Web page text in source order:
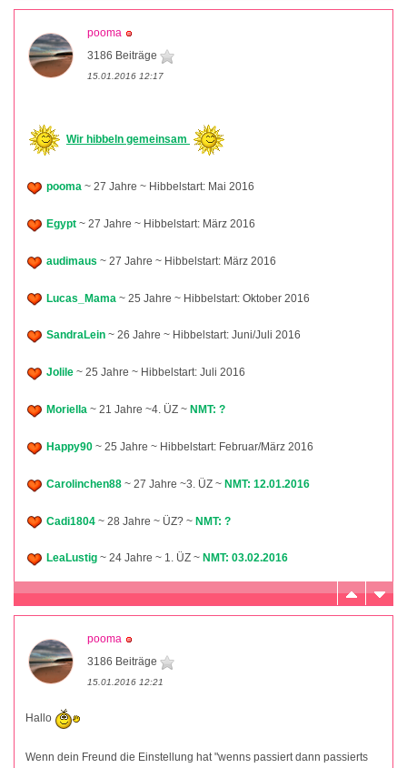
pooma
3186 Beiträge
15.01.2016 12:17
Wir hibbeln gemeinsam
pooma ~ 27 Jahre ~ Hibbelstart: Mai 2016
Egypt ~ 27 Jahre ~ Hibbelstart: März 2016
audimaus ~ 27 Jahre ~ Hibbelstart: März 2016
Lucas_Mama ~ 25 Jahre ~ Hibbelstart: Oktober 2016
SandraLein ~ 26 Jahre ~ Hibbelstart: Juni/Juli 2016
Jolile ~ 25 Jahre ~ Hibbelstart: Juli 2016
Moriella ~ 21 Jahre ~4. ÜZ ~ NMT: ?
Happy90 ~ 25 Jahre ~ Hibbelstart: Februar/März 2016
Carolinchen88 ~ 27 Jahre ~3. ÜZ ~ NMT: 12.01.2016
Cadi1804 ~ 28 Jahre ~ ÜZ? ~ NMT: ?
LeaLustig ~ 24 Jahre ~ 1. ÜZ ~ NMT: 03.02.2016
pooma
3186 Beiträge
15.01.2016 12:21
Hallo
Wenn dein Freund die Einstellung hat "wenns passiert dann passierts